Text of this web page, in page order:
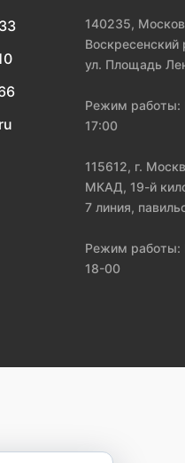
140235,
Воскресенский
ул. Площадь
Режим работы:
17:00
115612, г.
МКАД, 19-й
7 линия,
Режим работы:
18-00